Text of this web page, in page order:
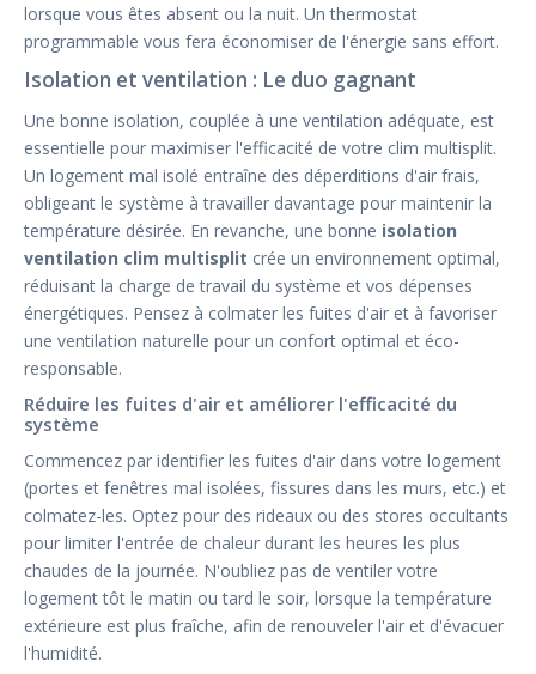
lorsque vous êtes absent ou la nuit. Un thermostat
programmable vous fera économiser de l'énergie sans effort.
Isolation et ventilation : Le duo gagnant
Une bonne isolation, couplée à une ventilation adéquate, est
essentielle pour maximiser l'efficacité de votre clim multisplit.
Un logement mal isolé entraîne des déperditions d'air frais,
obligeant le système à travailler davantage pour maintenir la
température désirée. En revanche, une bonne isolation
ventilation clim multisplit crée un environnement optimal,
réduisant la charge de travail du système et vos dépenses
énergétiques. Pensez à colmater les fuites d'air et à favoriser
une ventilation naturelle pour un confort optimal et éco-
responsable.
Réduire les fuites d'air et améliorer l'efficacité du
système
Commencez par identifier les fuites d'air dans votre logement
(portes et fenêtres mal isolées, fissures dans les murs, etc.) et
colmatez-les. Optez pour des rideaux ou des stores occultants
pour limiter l'entrée de chaleur durant les heures les plus
chaudes de la journée. N'oubliez pas de ventiler votre
logement tôt le matin ou tard le soir, lorsque la température
extérieure est plus fraîche, afin de renouveler l'air et d'évacuer
l'humidité.